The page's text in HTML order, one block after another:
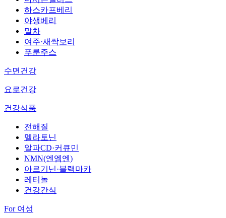
하스카프베리
야생베리
말차
여주·새싹보리
푸룬주스
수면건강
요로건강
건강식품
전해질
멜라토닌
알파CD·커큐민
NMN(엔엠엔)
아르기닌·블랙마카
레티놀
건강간식
For 여성